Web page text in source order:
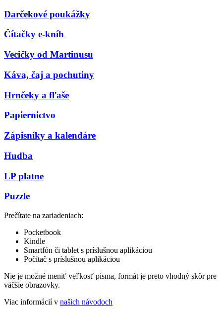
Darčekové poukážky
Čítačky e-kníh
Vecičky od Martinusu
Káva, čaj a pochutiny
Hrnčeky a fľaše
Papiernictvo
Zápisníky a kalendáre
Hudba
LP platne
Puzzle
Prečítate na zariadeniach:
Pocketbook
Kindle
Smartfón či tablet s príslušnou aplikáciou
Počítač s príslušnou aplikáciou
Nie je možné meniť veľkosť písma, formát je preto vhodný skôr pre
väčšie obrazovky.
Viac informácií v našich návodoch